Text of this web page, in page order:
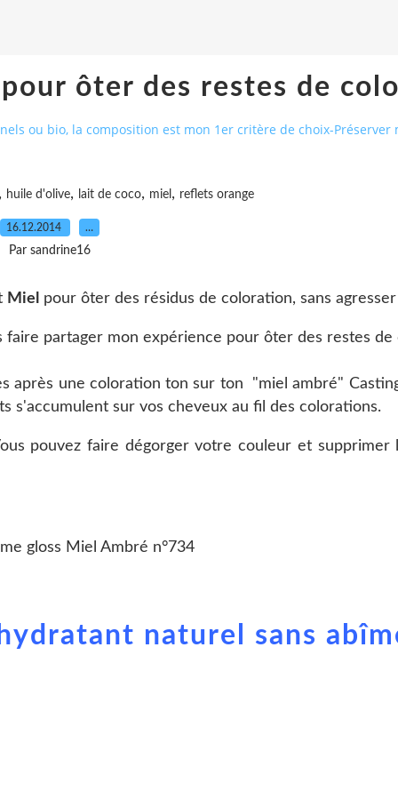
ôter des restes de
ou bio, la composition est mon 1er critère de choix-
huile d'olive, lait de coco, miel, reflets orange
16.12.2014 …
Par sandrine16
Miel pour ôter des résidus de coloration, sans
partager mon expérience pour ôter des restes
une coloration ton sur ton "miel ambré"
s'accumulent sur vos cheveux au fil des colorations.
pouvez faire dégorger votre couleur et
naturel sans